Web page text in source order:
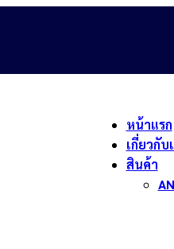
หน้าแรก
เกี่ยวกับ
สินค้า